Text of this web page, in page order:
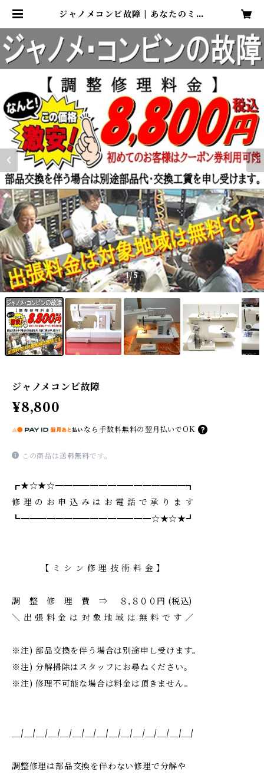
ジャノメコンビ故障 | あなたのミシ
1/5
ジャノメコンビ故障
¥8,800
なら 手数料無料の 翌月払いでOK
この商品は送料無料です。
┏★☆★☆━━━━━━━━━━━━━━━┓
修 理 の お 申 込 み は お 電 話 で 承 り ま す
┗━━━━━━━━━━━━━━━☆★☆★┛
【 ミ シ ン 修 理 技 術 料 金 】
調 整 修 理 費 ⇒ ８,８００円 (税込)
＼ 出 張 料 金 は 対 象 地 域 は 無 料 で す ／
※注) 部品交換を伴う場合は別途申し受けます。
※注) 分解掃除はスタッフにお尋ねください。
※注) 修理不可能な場合は料金は頂きません。
＿/＿/＿/＿/＿/＿/＿/＿/＿/＿/＿/＿/＿/＿/＿/
調整修理は部品交換を伴わない修理で分解や